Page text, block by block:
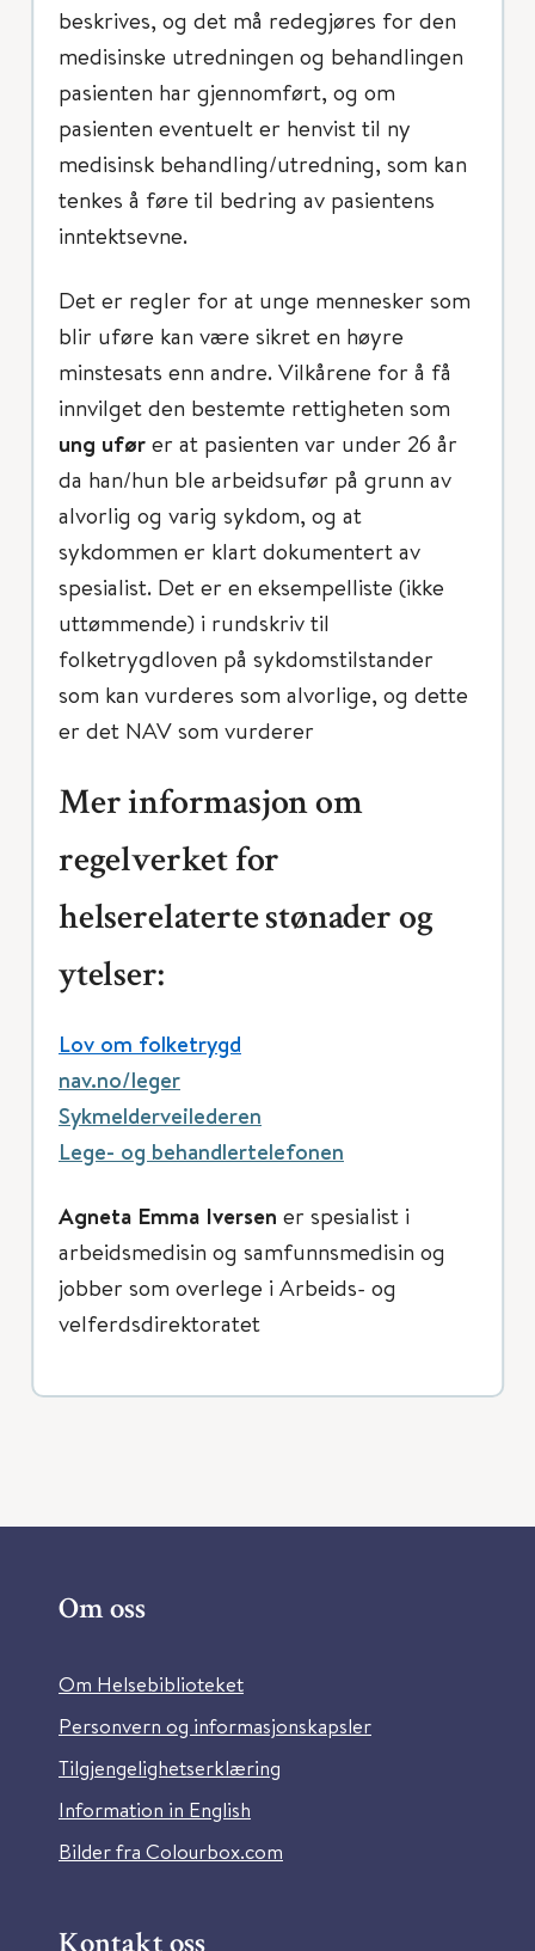
beskrives, og det må redegjøres for den
medisinske utredningen og behandlingen
pasienten har gjennomført, og om
pasienten eventuelt er henvist til ny
medisinsk behandling/utredning, som kan
tenkes å føre til bedring av pasientens
inntektsevne.
Det er regler for at unge mennesker som
blir uføre kan være sikret en høyre
minstesats enn andre. Vilkårene for å få
innvilget den bestemte rettigheten som
ung ufør er at pasienten var under 26 år
da han/hun ble arbeidsufør på grunn av
alvorlig og varig sykdom, og at
sykdommen er klart dokumentert av
spesialist. Det er en eksempelliste (ikke
uttømmende) i rundskriv til
folketrygdloven på sykdomstilstander
som kan vurderes som alvorlige, og dette
er det NAV som vurderer
Mer informasjon om
regelverket for
helserelaterte stønader og
ytelser:
Lov om folketrygd
nav.no/leger
Sykmelderveilederen
Lege- og behandlertelefonen
Agneta Emma Iversen er spesialist i
arbeidsmedisin og samfunnsmedisin og
jobber som overlege i Arbeids- og
velferdsdirektoratet
Om oss
Om Helsebiblioteket
Personvern og informasjonskapsler
Tilgjengelighetserklæring
Information in English
Bilder fra Colourbox.com